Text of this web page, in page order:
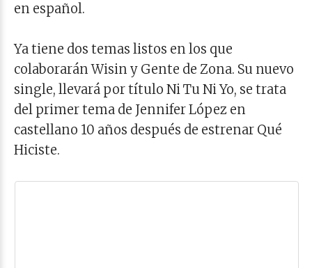
en español.
Ya tiene dos temas listos en los que
colaborarán Wisin y Gente de Zona. Su nuevo
single, llevará por título Ni Tu Ni Yo, se trata
del primer tema de Jennifer López en
castellano 10 años después de estrenar Qué
Hiciste.